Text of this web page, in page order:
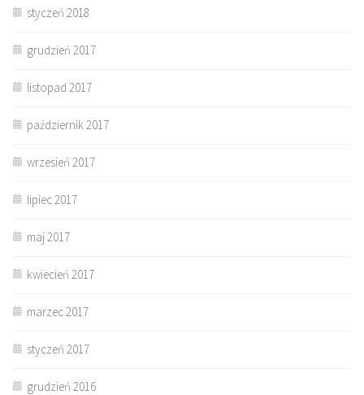
styczeń 2018
grudzień 2017
listopad 2017
październik 2017
wrzesień 2017
lipiec 2017
maj 2017
kwiecień 2017
marzec 2017
styczeń 2017
grudzień 2016